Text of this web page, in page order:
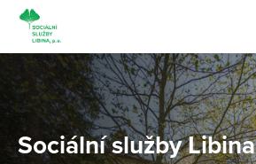
Sociální služby Libina